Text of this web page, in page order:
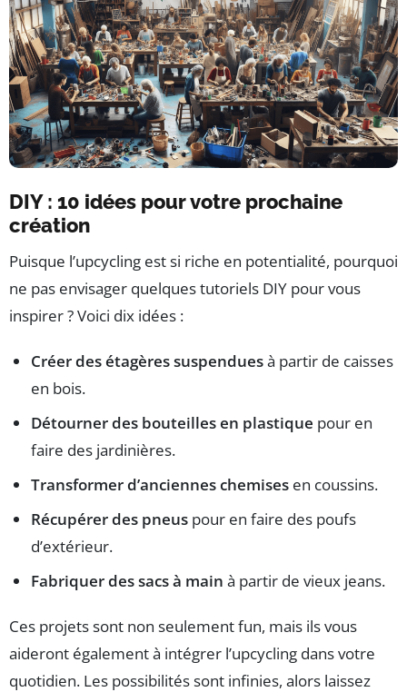
DIY : 10 idées pour votre prochaine
création
Puisque l’upcycling est si riche en potentialité, pourquoi
ne pas envisager quelques tutoriels DIY pour vous
inspirer ? Voici dix idées :
Créer des étagères suspenduesà partir de caisses
en bois.
Détourner des bouteilles en plastique pour en
faire des jardinières.
Transformer d’anciennes chemises en coussins.
Récupérer des pneus pour en faire des poufs
d’extérieur.
Fabriquer des sacs à main à partir de vieux jeans.
Ces projets sont non seulement fun, mais ils vous
aideront également à intégrer l’upcycling dans votre
quotidien. Les possibilités sont infinies, alors laissez